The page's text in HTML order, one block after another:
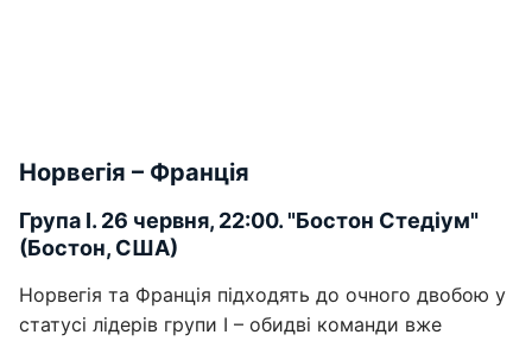
Норвегія – Франція
Група І. 26 червня, 22:00. "Бостон Стедіум"
(Бостон, США)
Норвегія та Франція підходять до очного двобою у
статусі лідерів групи I – обидві команди вже